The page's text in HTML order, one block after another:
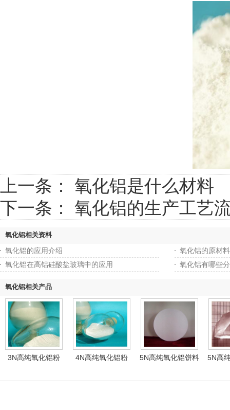
上一条： 氧化铝是什么材料
下一条： 氧化铝的生产工艺
氧化铝相关资料
氧化铝的应用介绍
氧化铝的原材
氧化铝在高铝硅酸盐玻璃中的应用
氧化铝有哪些
氧化铝相关产品
3N高纯氧化铝粉 4N高纯氧化铝粉 5N高纯氧化铝饼料 5N高